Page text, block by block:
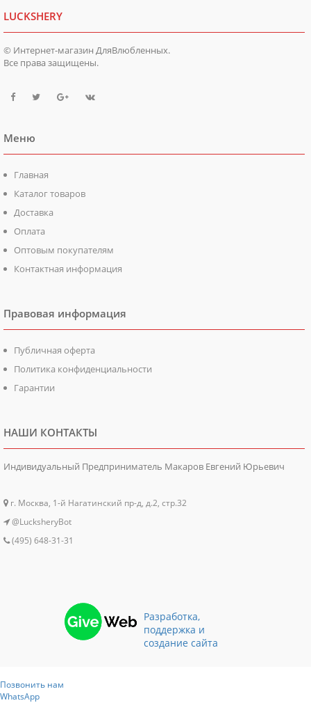
LUCKSHERY
© Интернет-магазин ДляВлюбленных.
Все права защищены.
Меню
Главная
Каталог товаров
Доставка
Оплата
Оптовым покупателям
Контактная информация
Правовая информация
Публичная оферта
Политика конфиденциальности
Гарантии
НАШИ КОНТАКТЫ
Индивидуальный Предприниматель Макаров Евгений Юрьевич
г. Москва, 1-й Нагатинский пр-д, д.2, стр.32
@LucksheryBot
(495) 648-31-31
Разработка,
поддержка и
создание сайта
Позвонить нам
WhatsApp